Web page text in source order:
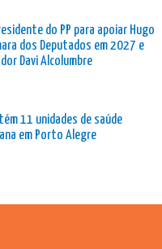
do PP para apoiar Hugo
dos Deputados em 2027 e
Davi Alcolumbre
11 unidades de saúde
em Porto Alegre